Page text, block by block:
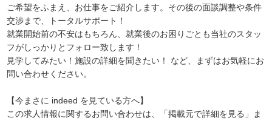
ご希望をふまえ、お仕事をご紹介します。その後の面談調整や条件
交渉まで、トータルサポート！
就業開始前の不安はもちろん、就業後のお困りごとも当社のスタッ
フがしっかりとフォロー致します！
見学してみたい！施設の詳細を聞きたい！ など、まずはお気軽にお
問い合わせください。
【今まさに indeed を見ている方へ】
この求人情報に関するお問い合わせは、「掲載元で詳細を見る」ま